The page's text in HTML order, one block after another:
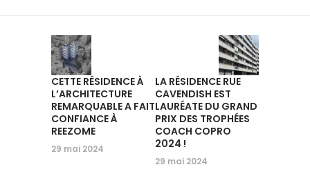
CETTE RÉSIDENCE À
L’ARCHITECTURE
REMARQUABLE A FAIT
CONFIANCE À
REEZOME
29 mai 2024
LA RÉSIDENCE RUE
CAVENDISH EST
LAURÉATE DU GRAND
PRIX DES TROPHÉES
COACH COPRO
2024 !
29 mai 2024